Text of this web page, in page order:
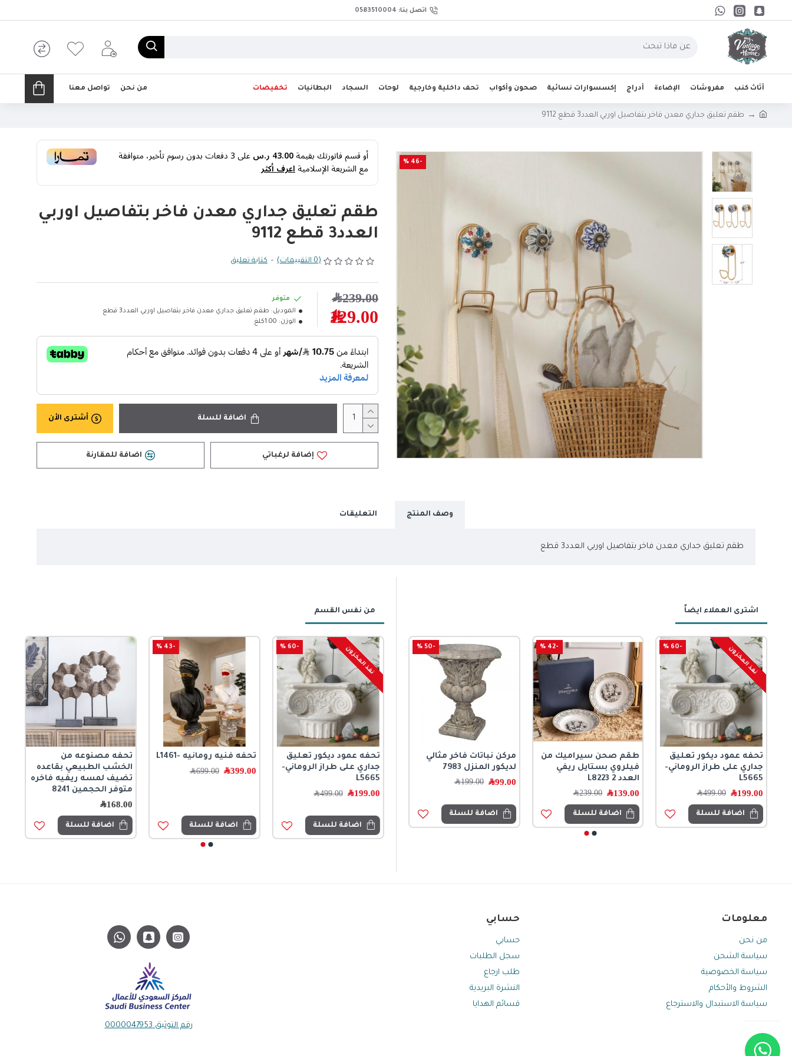
اتصل بنا: 0583510004
أثاث كنب مفروشات الإضاءة أدراج إكسسوارات نسائية صحون وأكواب تحف داخلية وخارجية لوحات السجاد البطانيات تخفيضات من نحن تواصل معنا
طقم تعليق جداري معدن فاخر بتفاصيل اوربي العدد3 قطع 9112
-46 % أو قسم فاتورتك بقيمة43.00 ر.س على3دفعات بدون رسوم تأخير، متوافقة
مع الشريعة الإسلاميةاعرف أكثر
طقم تعليق جداري معدن فاخر بتفاصيل اوربي
العدد3 قطع 9112
(0 التقييمات) - كتابة تعليق
129.00﷼
239.00﷼
متوفر
الموديل: طقم تعليق جداري معدن فاخر بتفاصيل اوربي العدد3 قطع
الوزن: 1.00كلغ
اضافة للسلة أشترى الأن
إضافة لرغباتي اضافة للمقارنة
وصف المنتج التعليقات
طقم تعليق جداري معدن فاخر بتفاصيل اوربي العدد3 قطع
اشترى العملاء ايضاً
-60 % نفذ المخزون
تحفه عمود ديكور تعليق
جداري على طراز الروماني-
L5665
199.00﷼ 499.00﷼
اضافة للسلة
-42 %
طقم صحن سيراميك من
فيلروي بستايل ريفي
العدد 2 L8223
139.00﷼ 239.00﷼
اضافة للسلة
-50 %
مركن نباتات فاخر مثالي
لديكور المنزل 7983
99.00﷼ 199.00﷼
اضافة للسلة
من نفس القسم
حجز مسبق
مركن سيراميك بطه حجم
85cm
448.50
اضافة للسلة
-50 %
تحفة ديكور فنية
مستوحاة من العمارة
الكلاسيكية القديمة8580
99.00 ﷼ 199.00
اضافة للسلة
تحفة ريفية مفرغة باللون
الأبيض الفاخر من سراميك
متوفر الحجمين L8639
اضافة للسلة
-60 % نفذ المخزون
تحفه عمود ديكور تعليق
جداري على طراز الروماني-
L5665
199.00﷼ 499.00﷼
اضافة للسلة
-43 %
تحفه فنيه رومانيه -L1461
399.00﷼ 699.00﷼
اضافة للسلة
تحفه مصنوعه من
الخشب الطبيعي بقاعده
تضيف لمسه ريفيه فاخره
متوفر الحجمين 8241
168.00﷼
اضافة للسلة
معلومات
من نحن
سياسة الشحن
سياسة الخصوصية
الشروط والأحكام
سياسة الاستبدال والاسترجاع
حسابي
حسابي
سجل الطلبات
طلب ارجاع
النشرة البريدية
قسائم الهدايا
رقم التوثيق 0000047953